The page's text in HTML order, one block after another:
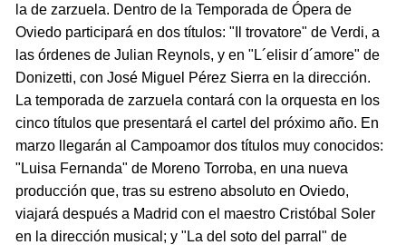
la de zarzuela. Dentro de la Temporada de Ópera de
Oviedo participará en dos títulos: "Il trovatore" de Verdi, a
las órdenes de Julian Reynols, y en "L´elisir d´amore" de
Donizetti, con José Miguel Pérez Sierra en la dirección.
La temporada de zarzuela contará con la orquesta en los
cinco títulos que presentará el cartel del próximo año. En
marzo llegarán al Campoamor dos títulos muy conocidos:
"Luisa Fernanda" de Moreno Torroba, en una nueva
producción que, tras su estreno absoluto en Oviedo,
viajará después a Madrid con el maestro Cristóbal Soler
en la dirección musical; y "La del soto del parral" de